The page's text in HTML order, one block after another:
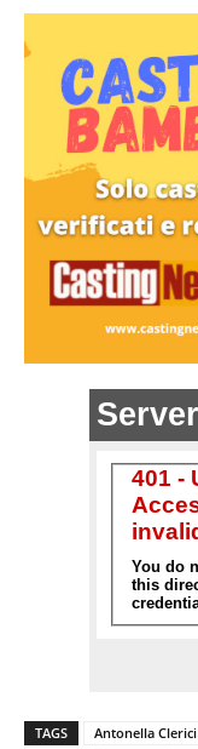
TAGS Antonella Clerici